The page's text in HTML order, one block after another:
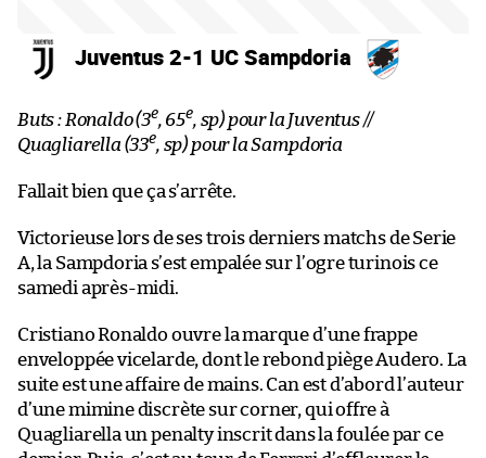
Juventus 2-1 UC Sampdoria
Buts : Ronaldo (3e, 65e, sp) pour la Juventus //
Quagliarella (33e, sp) pour la Sampdoria
Fallait bien que ça s’arrête.
Victorieuse lors de ses trois derniers matchs de Serie
A, la Sampdoria s’est empalée sur l’ogre turinois ce
samedi après-midi.
Cristiano Ronaldo ouvre la marque d’une frappe
enveloppée vicelarde, dont le rebond piège Audero. La
suite est une affaire de mains. Can est d’abord l’auteur
d’une mimine discrète sur corner, qui offre à
Quagliarella un penalty inscrit dans la foulée par ce